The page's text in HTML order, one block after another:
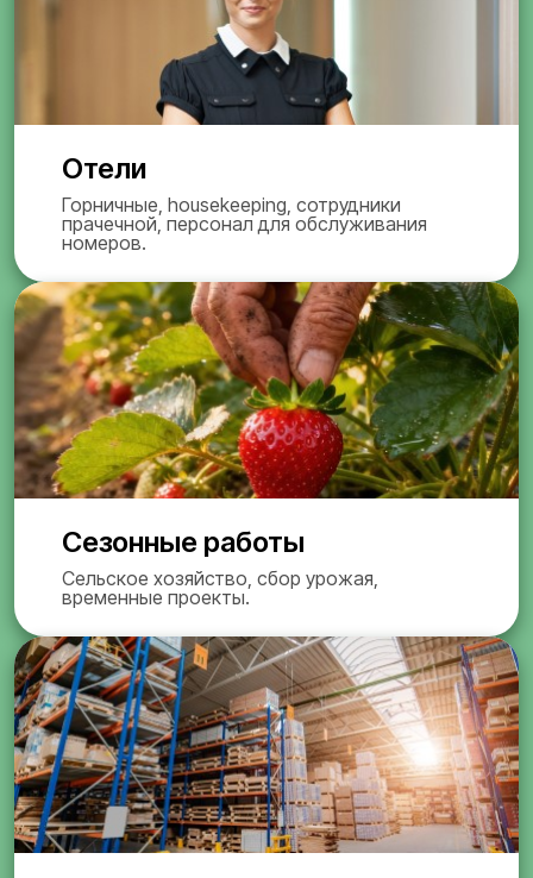
Отели
Горничные, housekeeping, сотрудники
прачечной, персонал для обслуживания
номеров.
Сезонные работы
Сельское хозяйство, сбор урожая,
временные проекты.